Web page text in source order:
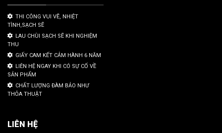
THI CÔNG VUI VẼ, NHIỆT
TÌNH,SẠCH SẼ
LAU CHÙI SẠCH SẼ KHI NGHIỆM
THU
GIẤY CAM KẾT CẢM HÀNH 6 NĂM
LIÊN HỆ NGAY KHI CÓ SỰ CỐ VỀ
SẢN PHẨM
CHẤT LƯỢNG ĐÀM BẢO NHƯ
THỎA THUẬT
LIÊN HỆ